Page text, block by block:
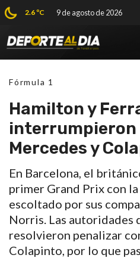
2.6 ºC 9 de agosto de 2026
Fórmula 1
Hamilton y
interrumpieron
Mercedes y
En Barcelona, el
primer Grand Prix con
escoltado por sus
Norris. Las autoridades
resolvieron penalizar
Colapinto, por lo que